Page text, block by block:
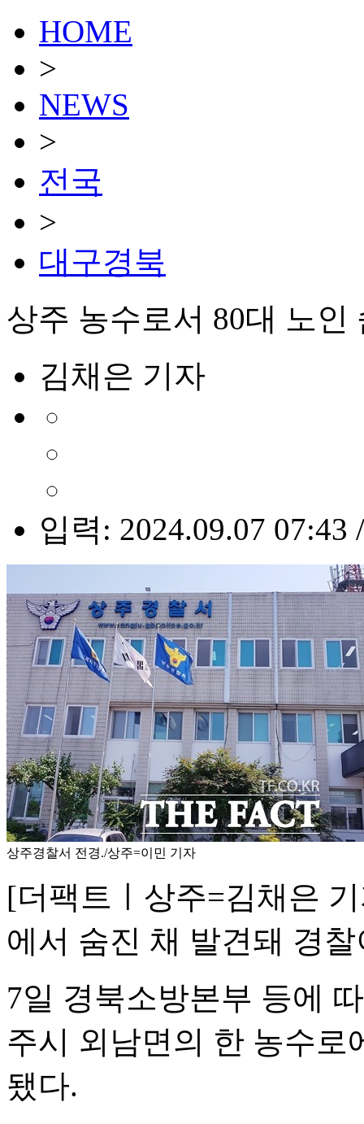
HOME
>
NEWS
>
전국
>
대구경북
상주 농수로서 80대 노인
김채은 기자
입력: 2024.09.07 07:43
상주경찰서 전경./상주=이민 기자
[더팩트ㅣ상주=김채은
에서 숨진 채 발견돼 경
7일 경북소방본부 등에
주시 외남면의 한 농수로
됐다.